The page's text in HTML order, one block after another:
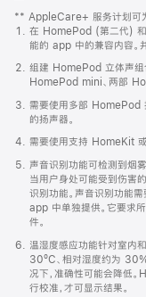
窗
口
中
打
开)
** AppleCare+ 服务计划可为
在 HomePod (第二代) 和
能的 app 中的兼容内容。
组建 HomePod 立体声组
HomePod mini、两部
需要使用多部 HomePod
的扬声器。
需要使用支持 HomeKit
声音识别功能可检测到烟
当用户身处可能受到伤害
识别功能。声音识别功能
app 中单独提供。它要求
件。
温湿度感应功能针对室内
30ºC、相对湿度约为
况下，准确性可能会降低
行校准，才可显示结果。